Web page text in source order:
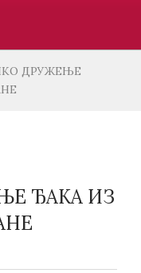
ДРУЖЕЊЕ
ЂАКА ИЗ